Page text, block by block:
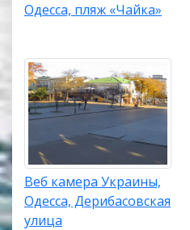
Одесса, пляж «Чайка»
Веб камера Украины,
Одесса, Дерибасовская
улица